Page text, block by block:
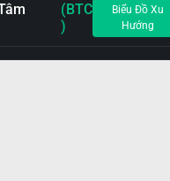
(BTC
)
Biểu Đồ Xu
Hướng